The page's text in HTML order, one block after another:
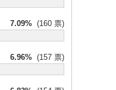
7.09% (160 票)
6.96% (157 票)